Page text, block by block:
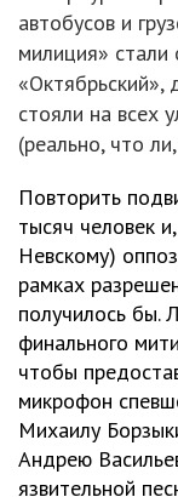
автобусов и
милиция» стали
«Октябрьский»,
стояли на всех
(реально, что
Повторить
тысяч человек
Невскому)
рамках
получилось
финального
чтобы
микрофон
Михаилу
Андрею
язвительной